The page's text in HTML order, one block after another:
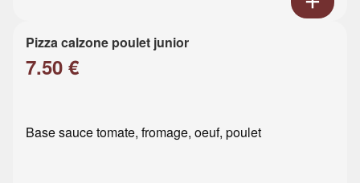
Pizza calzone poulet junior
7.50 €
Base sauce tomate, fromage, oeuf, poulet